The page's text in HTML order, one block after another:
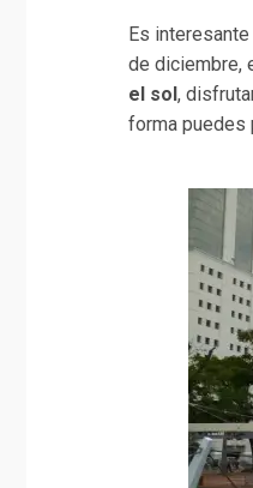
Es
de diciembre,
el sol,
forma puedes